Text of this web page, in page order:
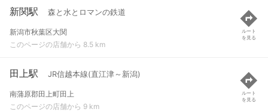
新関駅 森と水とロマンの鉄道
新潟市秋葉区大関
このページの店舗から 8.5 km
ルート
を見る
田上駅 JR信越本線(直江津～新潟)
南蒲原郡田上町田上
このページの店舗から 9 km
ルート
を見る